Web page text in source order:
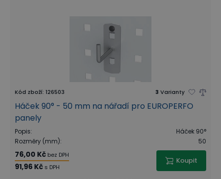
Kód zboží: 126503 3 Varianty
Háček 90° - 50 mm na nářadí pro EUROPERFO
panely
Popis:
Háček 90°
Rozměry (mm): 50
76,00 Kč bez DPH
91,96 Kč s DPH
Koupit